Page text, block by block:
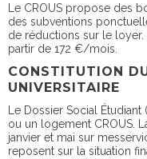
Le CROUS propose des
des subventions
de réductions sur le
partir de 172 €/mois.
CONSTITUTION
UNIVERSITAIRE
Le Dossier Social
ou un logement CROUS.
janvier et mai sur
reposent sur la situation